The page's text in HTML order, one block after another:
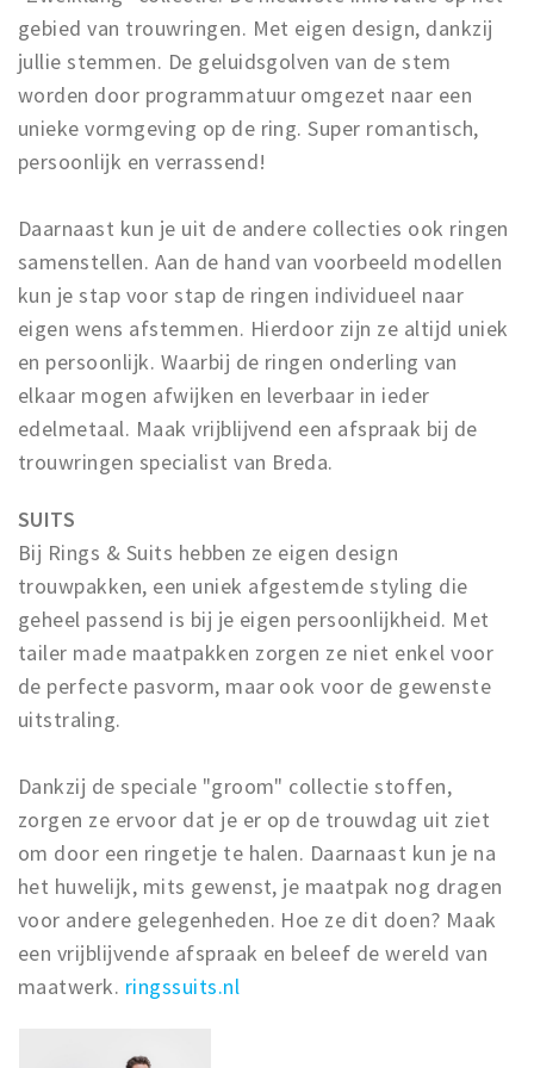
gebied van trouwringen. Met eigen design, dankzij
jullie stemmen. De geluidsgolven van de stem
worden door programmatuur omgezet naar een
unieke vormgeving op de ring. Super romantisch,
persoonlijk en verrassend!
Daarnaast kun je uit de andere collecties ook ringen
samenstellen. Aan de hand van voorbeeld modellen
kun je stap voor stap de ringen individueel naar
eigen wens afstemmen. Hierdoor zijn ze altijd uniek
en persoonlijk. Waarbij de ringen onderling van
elkaar mogen afwijken en leverbaar in ieder
edelmetaal. Maak vrijblijvend een afspraak bij de
trouwringen specialist van Breda.
SUITS
Bij Rings & Suits hebben ze eigen design
trouwpakken, een uniek afgestemde styling die
geheel passend is bij je eigen persoonlijkheid. Met
tailer made maatpakken zorgen ze niet enkel voor
de perfecte pasvorm, maar ook voor de gewenste
uitstraling.
Dankzij de speciale "groom" collectie stoffen,
zorgen ze ervoor dat je er op de trouwdag uit ziet
om door een ringetje te halen. Daarnaast kun je na
het huwelijk, mits gewenst, je maatpak nog dragen
voor andere gelegenheden. Hoe ze dit doen? Maak
een vrijblijvende afspraak en beleef de wereld van
maatwerk. ringssuits.nl